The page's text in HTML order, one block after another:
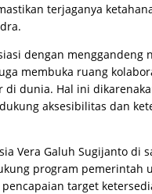
terjaganya
dengan menggandeng
membuka ruang
dunia. Hal ini
aksesibilitas dan
Vera Galuh Sugijanto di
program pemerintah
target